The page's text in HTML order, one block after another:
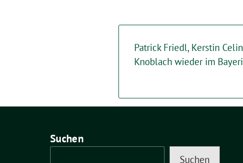
Patrick Friedl, Kerstin
Knoblach wieder im
Suchen
Suchen